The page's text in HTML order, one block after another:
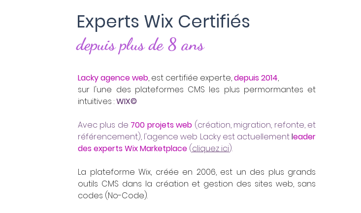
Experts Wix Certifiés
depuis plus de 8 ans
Lacky agence web, est certifiée experte,depuis 2014,
sur l'une des plateformes CMS les plus permormantes et
intuitives :WIX©
Avec plus de 700 projets web (création, migration, refonte, et
référencement), l'agence web Lacky est actuellementleader
des experts Wix Marketplace (cliquez ici).
La plateforme Wix, créée en 2006, est un des plus grands
outils CMS dans la création et gestion des sites web, sans
codes (No-Code).